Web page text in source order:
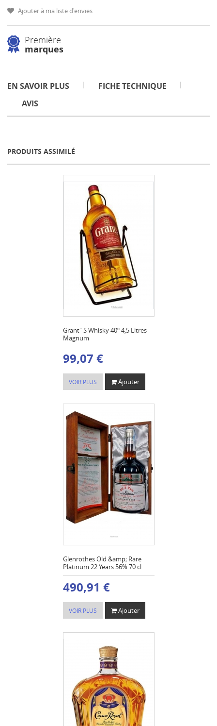
Ajouter à ma liste d'envies
Première
marques
EN SAVOIR PLUS
FICHE TECHNIQUE
AVIS
PRODUITS ASSIMILÉ
Grant´S Whisky 40º 4,5 Litres
Magnum
99,07 €
VOIR PLUS Ajouter
Glenrothes Old &amp; Rare
Platinum 22 Years 56% 70 cl
490,91 €
VOIR PLUS Ajouter